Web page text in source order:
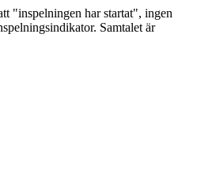
"inspelningen har startat", ingen
Samtalet är